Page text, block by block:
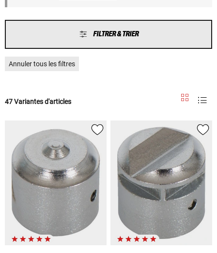
FILTRER & TRIER
Annuler tous les filtres
47 Variantes d'articles